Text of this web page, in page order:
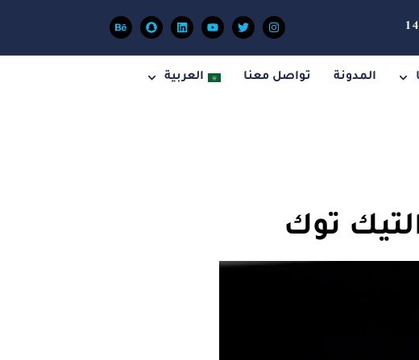
المدونة تواصل معنا العربية
توك